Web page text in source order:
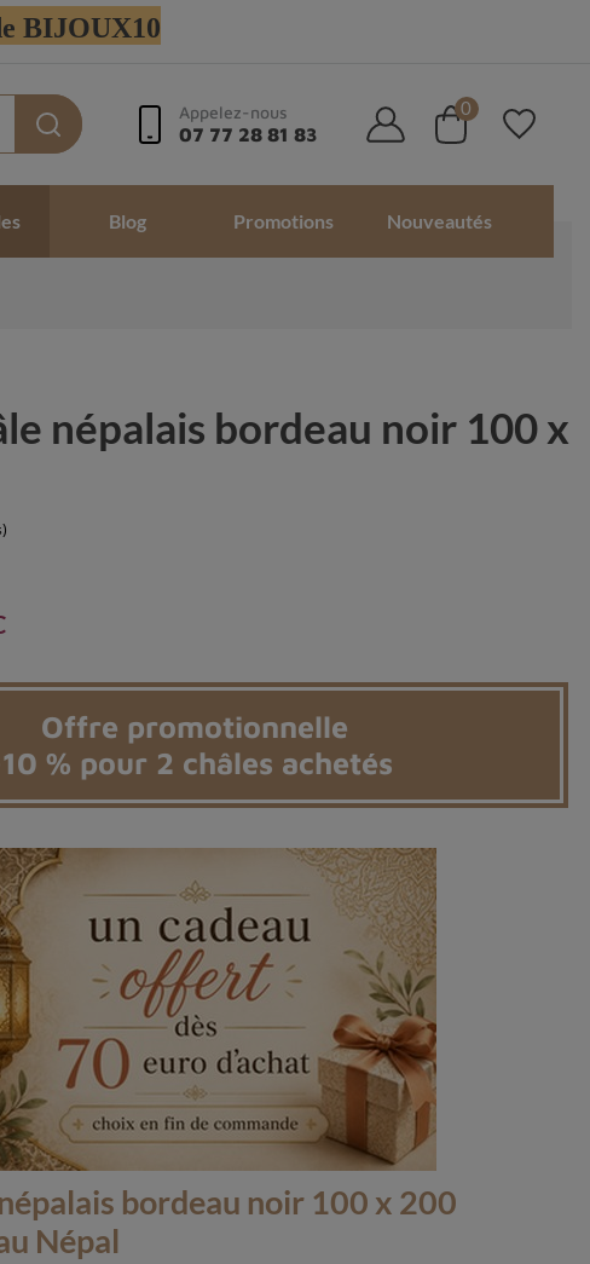
BIJOUX10
Appelez-nous
07 77 28 81 83
0
Blog Promotions Nouveautés
népalais bordeau noir 100 x
Offre promotionnelle
% pour 2 châles achetés
bordeau noir 100 x 200
Népal